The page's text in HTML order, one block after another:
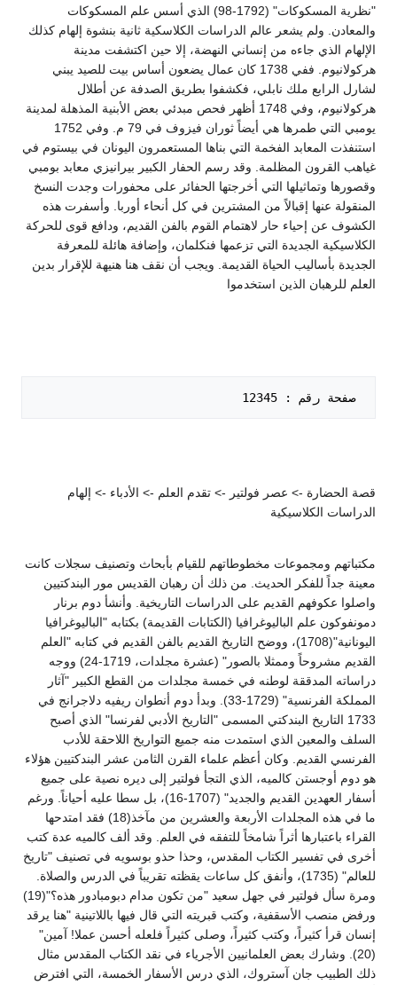
"نظرية المسكوكات" (1792-98) الذي أسس علم المسكوكات
والمعادن. ولم يشعر عالم الدراسات الكلاسكية ثانية بنشوة إلهام كذلك
الإلهام الذي جاءه من إنساني النهضة، إلا حين اكتشفت مدينة
هركولانيوم. ففي 1738 كان عمال يضعون أساس بيت للصيد يبني
لشارل الرابع ملك نابلي، فكشفوا بطريق الصدفة عن أطلال
هركولانيوم، وفي 1748 أظهر فحص مبدئي بعض الأبنية المذهلة لمدينة
يومبي التي طمرها هي أيضاً ثوران فيزوف في 79 م. وفي 1752
استنفذت المعابد الفخمة التي بناها المستعمرون اليونان في بيستوم في
غياهب القرون المظلمة. وقد رسم الحفار الكبير بيرانيزي معابد بومبي
وقصورها وتماثيلها التي أخرجتها الحفائر على محفورات وجدت النسخ
المنقولة عنها إقبالاً من المشترين في كل أنحاء أوربا. وأسفرت هذه
الكشوف عن إحياء حار لاهتمام القوم بالفن القديم، ودافع قوى للحركة
الكلاسيكية الجديدة التي تزعمها فنكلمان، وإضافة هائلة للمعرفة
الجديدة بأساليب الحياة القديمة. ويجب أن نقف هنا هنيهة للإقرار بدين
العلم للرهبان الذين استخدموا
صفحة رقم : 12345
قصة الحضارة -> عصر فولتير -> تقدم العلم -> الأدباء -> إلهام
الدراسات الكلاسيكية
مكتباتهم ومجموعات مخطوطاتهم للقيام بأبحاث وتصنيف سجلات كانت
معينة جداً للفكر الحديث. من ذلك أن رهبان القديس مور البندكتيين
واصلوا عكوفهم القديم على الدراسات التاريخية. وأنشأ دوم برنار
دمونفوكون علم الباليوغرافيا (الكتابات القديمة) بكتابه "الباليوغرافيا
اليونانية"(1708)، ووضح التاريخ القديم بالفن القديم في كتابه "العلم
القديم مشروحاً وممثلا بالصور" (عشرة مجلدات، 1719-24) ووجه
دراساته المدققة لوطنه في خمسة مجلدات من القطع الكبير "آثار
المملكة الفرنسية" (1729-33). وبدأ دوم أنطوان ريفيه دلاجرانج في
1733 التاريخ البندكتي المسمى "التاريخ الأدبي لفرنسا" الذي أصبح
السلف والمعين الذي استمدت منه جميع التواريخ اللاحقة للأدب
الفرنسي القديم. وكان أعظم علماء القرن الثامن عشر البندكتيين هؤلاء
هو دوم أوجستن كالميه، الذي التجأ فولتير إلى ديره نصية على جميع
أسفار العهدين القديم والجديد" (1707-16)، بل سطا عليه أحياناً. ورغم
ما في هذه المجلدات الأربعة والعشرين من مآخذ(18) فقد امتدحها
القراء باعتبارها أثراً شامخاً للتفقه في العلم. وقد ألف كالميه عدة كتب
أخرى في تفسير الكتاب المقدس، وحذا حذو بوسويه في تصنيف "تاريخ
للعالم" (1735)، وأنفق كل ساعات يقظته تقريباً في الدرس والصلاة.
ومرة سأل فولتير في جهل سعيد "من تكون مدام دبومبادور هذه؟"(19)
ورفض منصب الأسقفية، وكتب قبريته التي قال فيها باللاتينية "هنا يرقد
إنسان قرأ كثيراً، وكتب كثيراً، وصلى كثيراً فلعله أحسن عملا! آمين"
(20). وشارك بعض العلمانيين الأجرياء في نقد الكتاب المقدس مثال
ذلك الطبيب جان آستروك، الذي درس الأسفار الخمسة، التي افترض